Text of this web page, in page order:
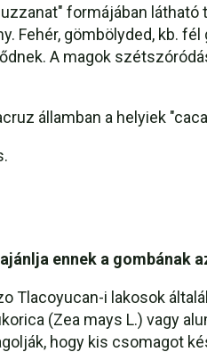
formájában látható
Fehér, gömbölyded, kb.
A magok
államban a helyiek
ennek a gombának
Tlacoyucan-i lakosok
(Zea mays L.) vagy
hogy kis csomagot